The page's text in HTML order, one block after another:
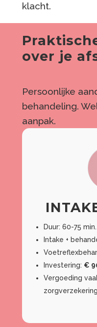
klacht.
over je
Persoonlijke
behandeling.
aanpak.
Duur: 60-75 min.
Intake +
Investering: €
Vergoeding
zorgverzekering